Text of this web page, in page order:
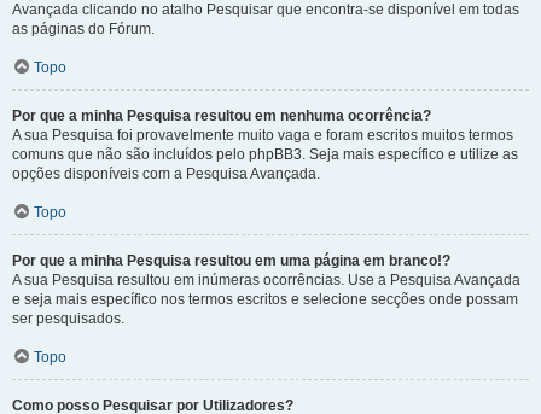
Avançada clicando no atalho Pesquisar que encontra-se disponível em todas
as páginas do Fórum.
Topo
Por que a minha Pesquisa resultou em nenhuma ocorrência?
A sua Pesquisa foi provavelmente muito vaga e foram escritos muitos termos
comuns que não são incluídos pelo phpBB3. Seja mais específico e utilize as
opções disponíveis com a Pesquisa Avançada.
Topo
Por que a minha Pesquisa resultou em uma página em branco!?
A sua Pesquisa resultou em inúmeras ocorrências. Use a Pesquisa Avançada
e seja mais específico nos termos escritos e selecione secções onde possam
ser pesquisados.
Topo
Como posso Pesquisar por Utilizadores?